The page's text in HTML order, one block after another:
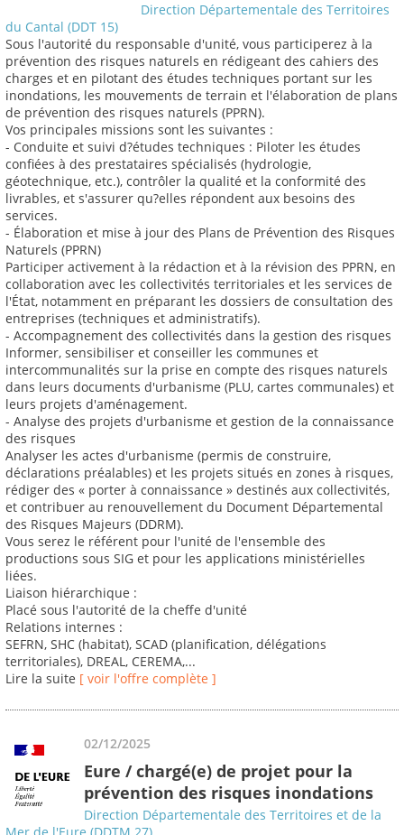
Direction Départementale des Territoires
du Cantal (DDT 15)
Sous l'autorité du responsable d'unité, vous participerez à la
prévention des risques naturels en rédigeant des cahiers des
charges et en pilotant des études techniques portant sur les
inondations, les mouvements de terrain et l'élaboration de plans
de prévention des risques naturels (PPRN).
Vos principales missions sont les suivantes :
- Conduite et suivi d?études techniques : Piloter les études
confiées à des prestataires spécialisés (hydrologie,
géotechnique, etc.), contrôler la qualité et la conformité des
livrables, et s'assurer qu?elles répondent aux besoins des
services.
- Élaboration et mise à jour des Plans de Prévention des Risques
Naturels (PPRN)
Participer activement à la rédaction et à la révision des PPRN, en
collaboration avec les collectivités territoriales et les services de
l'État, notamment en préparant les dossiers de consultation des
entreprises (techniques et administratifs).
- Accompagnement des collectivités dans la gestion des risques
Informer, sensibiliser et conseiller les communes et
intercommunalités sur la prise en compte des risques naturels
dans leurs documents d'urbanisme (PLU, cartes communales) et
leurs projets d'aménagement.
- Analyse des projets d'urbanisme et gestion de la connaissance
des risques
Analyser les actes d'urbanisme (permis de construire,
déclarations préalables) et les projets situés en zones à risques,
rédiger des « porter à connaissance » destinés aux collectivités,
et contribuer au renouvellement du Document Départemental
des Risques Majeurs (DDRM).
Vous serez le référent pour l'unité de l'ensemble des
productions sous SIG et pour les applications ministérielles
liées.
Liaison hiérarchique :
Placé sous l'autorité de la cheffe d'unité
Relations internes :
SEFRN, SHC (habitat), SCAD (planification, délégations
territoriales), DREAL, CEREMA,...
Lire la suite [ voir l'offre complète ]
02/12/2025
Eure / chargé(e) de projet pour la
prévention des risques inondations
Direction Départementale des Territoires et de la